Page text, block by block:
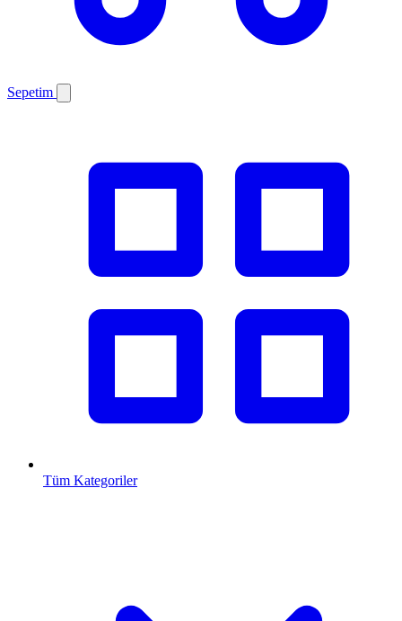
Sepetim
Tüm Kategoriler